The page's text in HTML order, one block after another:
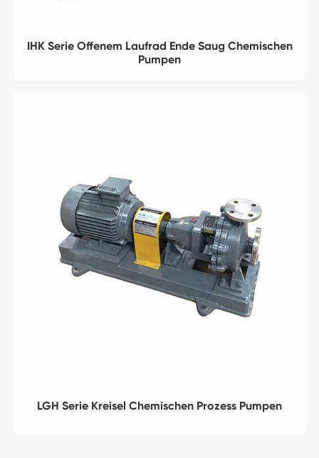
IHK Serie Offenem Laufrad Ende Saug Chemischen
Pumpen
LGH Serie Kreisel Chemischen Prozess Pumpen